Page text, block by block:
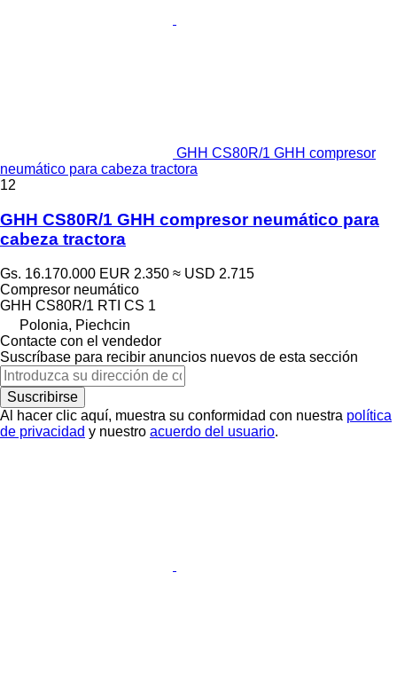
GHH CS80R/1 GHH compresor
neumático para cabeza tractora
12
GHH CS80R/1 GHH compresor neumático para
cabeza tractora
Gs. 16.170.000 EUR 2.350 ≈ USD 2.715
Compresor neumático
GHH CS80R/1 RTI CS 1
Polonia, Piechcin
Contacte con el vendedor
Suscríbase para recibir anuncios nuevos de esta sección
Suscribirse
Al hacer clic aquí, muestra su conformidad con nuestra política
de privacidad y nuestro acuerdo del usuario.